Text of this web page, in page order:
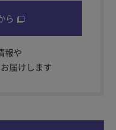
ら
報や
届けします